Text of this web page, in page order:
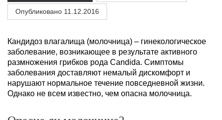
Опубликовано 11.12.2016
Кандидоз влагалища (молочница) – гинекологическое
заболевание, возникающее в результате активного
размножения грибков рода Candida. Симптомы
заболевания доставляют немалый дискомфорт и
нарушают нормальное течение повседневной жизни.
Однако не всем известно, чем опасна молочница.